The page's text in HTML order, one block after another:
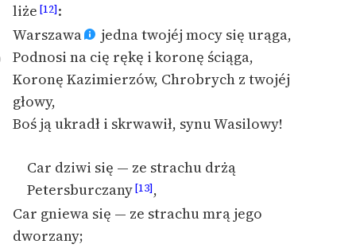
liże [12]:
Warszawa
jedna twojéj mocy się urąga,
Podnosi na cię rękę i koronę ściąga,
Koronę Kazimierzów, Chrobrych z twojéj
głowy,
Boś ją ukradł i skrwawił, synu Wasilowy!
Car dziwi się — ze strachu drżą
Petersburczany[13],
Car gniewa się — ze strachu mrą jego
dworzany;